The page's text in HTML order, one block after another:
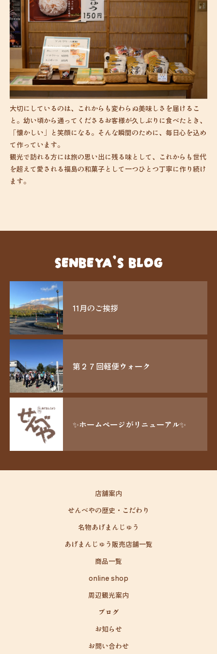
大切にしているのは、これからも変わらぬ美味しさを届けるこ
と。幼い頃から通ってくださるお客様が久しぶりに食べたとき、
「懐かしい」と笑顔になる。そんな瞬間のために、毎日心を込め
て作っています。
観光で訪れる方には旅の思い出に残る味として、これからも世代
を超えて愛される福島の和菓子として一つひとつ丁寧に作り続け
ます。
SENBEYA’S BLOG
11月のご挨拶
第２７回軽便ウォーク
✨ホームページがリニューアル✨
店舗案内
せんべやの歴史・こだわり
名物あげまんじゅう
あげまんじゅう販売店舗一覧
商品一覧
online shop
周辺観光案内
ブログ
お知らせ
お問い合わせ